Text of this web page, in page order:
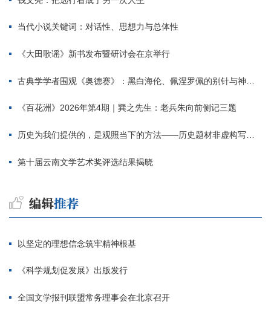
当代小说关键词：对话性、思想力与总体性
《大田歌谣》新书发布暨研讨会在京举行
古典学学者围观《奥德赛》：黑白海伦、佩涅罗佩的别针与神秘入侵者
《百花洲》2026年第4期｜巽之先生：老兵朱向前侧记三题
历史为我们提供的，是观照当下的方法——历史题材非虚构写作多人谈
第十届云南文学艺术奖评选结果揭晓
以坚定的理想信念筑牢精神根基
《科学规划促发展》出版发行
全国文学报刊联盟常务理事会在北京召开